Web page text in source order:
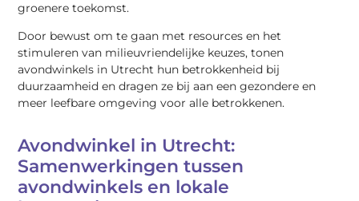
groenere toekomst.
Door bewust om te gaan met resources en het
stimuleren van milieuvriendelijke keuzes, tonen
avondwinkels in Utrecht hun betrokkenheid bij
duurzaamheid en dragen ze bij aan een gezondere en
meer leefbare omgeving voor alle betrokkenen.
Avondwinkel in Utrecht:
Samenwerkingen tussen
avondwinkels en lokale